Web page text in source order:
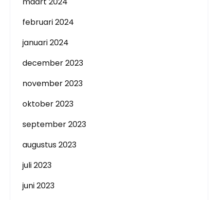
februari 2024
januari 2024
december 2023
november 2023
oktober 2023
september 2023
augustus 2023
juli 2023
juni 2023